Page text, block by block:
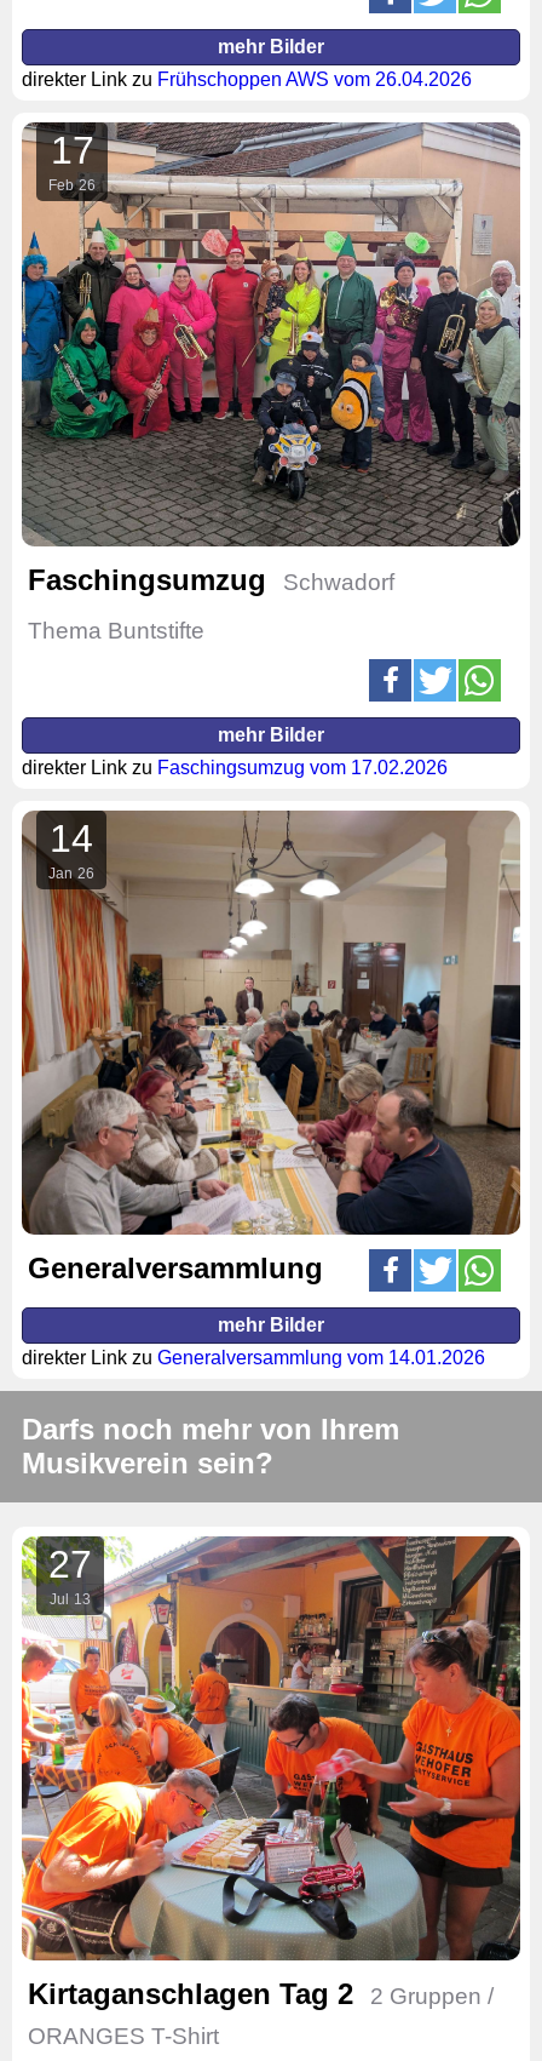
mehr Bilder
direkter Link zu Frühschoppen AWS vom 26.04.2026
17
Feb 26
Faschingsumzug
Schwadorf
Thema Buntstifte
mehr Bilder
direkter Link zu Faschingsumzug vom 17.02.2026
14
Jan 26
Generalversammlung
mehr Bilder
direkter Link zu Generalversammlung vom 14.01.2026
Darfs noch mehr von Ihrem
Musikverein sein?
27
Jul 13
Kirtaganschlagen Tag 2
2 Gruppen /
ORANGES T-Shirt